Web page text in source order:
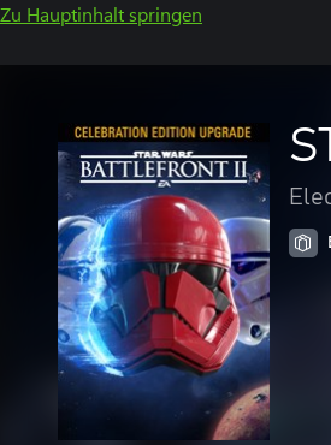
Zu Hauptinhalt springen